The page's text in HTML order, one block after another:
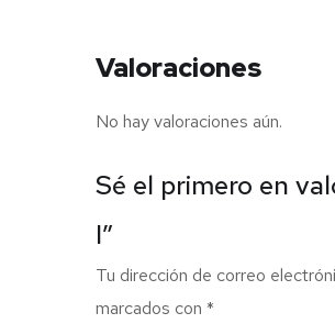
Valoraciones
No hay valoraciones aún.
Sé el primero en
I”
Tu dirección de correo
marcados con *